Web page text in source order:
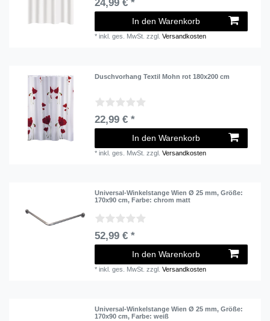
24,99 € *
In den Warenkorb
*inkl. ges. MwSt. zzgl.Versandkosten
Duschvorhang Textil Mohn rot 180x200 cm
22,99 € *
In den Warenkorb
*inkl. ges. MwSt. zzgl.Versandkosten
Universal-Winkelstange Wien Ø 25 mm, Größe:
170x90 cm, Farbe: chrom matt
52,99 € *
In den Warenkorb
*inkl. ges. MwSt. zzgl.Versandkosten
Universal-Winkelstange Wien Ø 25 mm, Größe:
170x90 cm, Farbe: weiß